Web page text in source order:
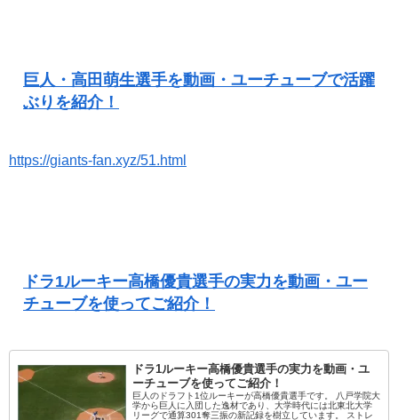
巨人・高田萌生選手を動画・ユーチューブで活躍
ぶりを紹介！
https://giants-fan.xyz/51.html
ドラ1ルーキー高橋優貴選手の実力を動画・ユー
チューブを使ってご紹介！
ドラ1ルーキー高橋優貴選手の実力を動画・ユ
ーチューブを使ってご紹介！
巨人のドラフト1位ルーキーが高橋優貴選手です。 八戸学院大
学から巨人に入団した逸材であり、大学時代には北東北大学
リーグで通算301奪三振の新記録を樹立しています。 ストレ